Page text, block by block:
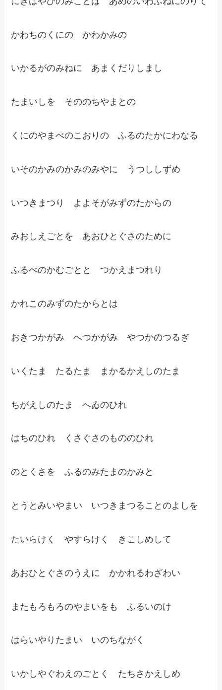
かわちのくにの かわかみの
いかるがのみねに あまくだりしまし
たまいしを そののちやまとの
くにのやまべのこおりの ふるのたかにわなる
いそのかみのかみのみやに うつししずめ
いつきまつり よよそがみずのたからの
みおしえごとを あおひとぐさのために
ふるべのかむごとと つかえまつれり
かれこのみずのたからとは
おきつかがみ へつかがみ やつかのつるぎ
いくたま たるたま まかるかえしのたま
ちがえしのたま へゐのひれ
はちのひれ くさぐさのもののひれ
のとくさを ふるのみたまのかみと
とうとみいやまい いつきまつることのよしを
たいらけく やすらけく きこしめして
あおひとぐさのうえに かかれるわざわい
またもろもろのやまいをも ふるいのけ
はらいやりたまい いのちながく
いかしやぐわえのごとく たちさかえしめ